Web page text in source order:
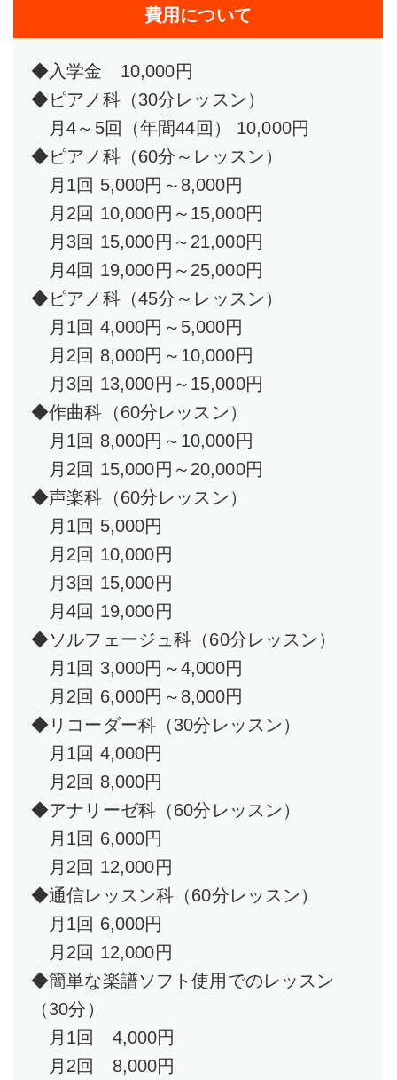
費用について
◆入学金 10,000円
◆ピアノ科（30分レッスン）
月4～5回（年間44回） 10,000円
◆ピアノ科（60分～レッスン）
月1回 5,000円～8,000円
月2回 10,000円～15,000円
月3回 15,000円～21,000円
月4回 19,000円～25,000円
◆ピアノ科（45分～レッスン）
月1回 4,000円～5,000円
月2回 8,000円～10,000円
月3回 13,000円～15,000円
◆作曲科（60分レッスン）
月1回 8,000円～10,000円
月2回 15,000円～20,000円
◆声楽科（60分レッスン）
月1回 5,000円
月2回 10,000円
月3回 15,000円
月4回 19,000円
◆ソルフェージュ科（60分レッスン）
月1回 3,000円～4,000円
月2回 6,000円～8,000円
◆リコーダー科（30分レッスン）
月1回 4,000円
月2回 8,000円
◆アナリーゼ科（60分レッスン）
月1回 6,000円
月2回 12,000円
◆通信レッスン科（60分レッスン）
月1回 6,000円
月2回 12,000円
◆簡単な楽譜ソフト使用でのレッスン
（30分）
月1回 4,000円
月2回 8,000円